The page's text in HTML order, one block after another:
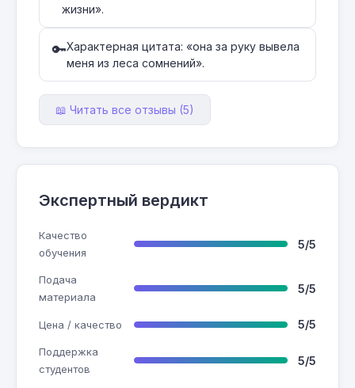
жизни».
🔑Характерная цитата: «она за руку вывела
меня из леса сомнений».
📖 Читать все отзывы (5)
Экспертный вердикт
Качество
обучения
5/5
Подача
материала
5/5
Цена / качество 5/5
Поддержка
студентов
5/5